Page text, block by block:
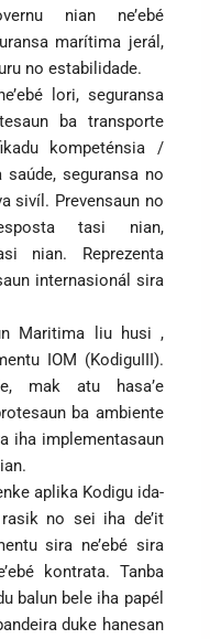
nian ne’ebé
marítima jerál,
no estabilidade.
lori, seguransa
ba transporte
kompeténsia /
seguransa no
sivíl. Prevensaun no
tasi nian,
nian. Reprezenta
internasionál sira
Maritima liu husi ,
IOM (KodiguIII).
mak atu hasa’e
ba ambiente
iha implementasaun
aplika Kodigu ida-
no sei iha de’it
sira ne’ebé sira
kontrata. Tanba
balun bele iha papél
duke hanesan